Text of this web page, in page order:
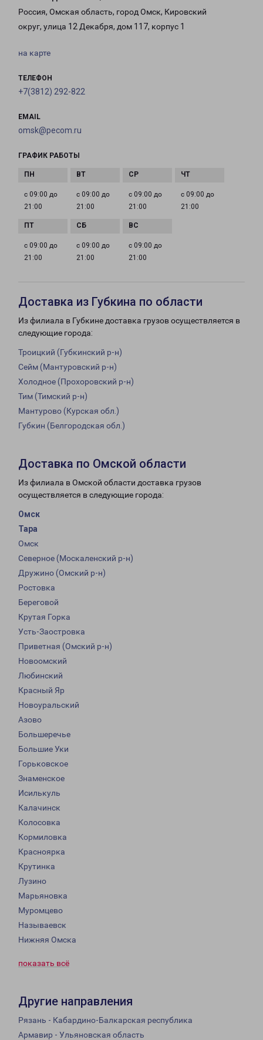
Россия, Омская область, город Омск, Кировский
округ, улица 12 Декабря, дом 117, корпус 1
на карте
ТЕЛЕФОН
+7(3812) 292-822
EMAIL
omsk@pecom.ru
ГРАФИК РАБОТЫ
с 09:00 до
21:00
с 09:00 до
21:00
с 09:00 до
21:00
с 09:00 до
21:00
с 09:00 до
21:00
с 09:00 до
21:00
с 09:00 до
21:00
Доставка из Губкина по области
Из филиала в Губкине доставка грузов осуществляется в
следующие города:
Троицкий (Губкинский р-н)
Сейм (Мантуровский р-н)
Холодное (Прохоровский р-н)
Тим (Тимский р-н)
Мантурово (Курская обл.)
Губкин (Белгородская обл.)
Доставка по Омской области
Из филиала в Омской области доставка грузов
осуществляется в следующие города:
Омск
Тара
Омск
Северное (Москаленский р-н)
Дружино (Омский р-н)
Ростовка
Береговой
Крутая Горка
Усть-Заостровка
Приветная (Омский р-н)
Новоомский
Любинский
Красный Яр
Новоуральский
Азово
Большеречье
Большие Уки
Горьковское
Знаменское
Исилькуль
Калачинск
Колосовка
Кормиловка
Красноярка
Крутинка
Лузино
Марьяновка
Муромцево
Называевск
Нижняя Омска
показать всё
Другие направления
Рязань - Кабардино-Балкарская республика
Армавир - Ульяновская область